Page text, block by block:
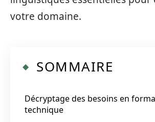
votre domaine.
SOMMAIRE
Décryptage des besoins en
technique